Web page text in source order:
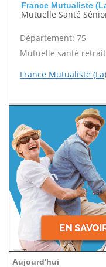
France Mutualiste
Mutuelle Santé
Département: 75
Mutuelle santé
France Mutualiste (La)
Aujourd'hui